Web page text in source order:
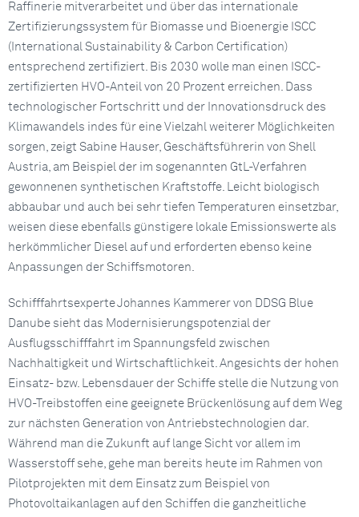
Raffinerie mitverarbeitet und über das internationale
Zertifizierungssystem für Biomasse und Bioenergie ISCC
(International Sustainability & Carbon Certification)
entsprechend zertifiziert. Bis 2030 wolle man einen ISCC-
zertifizierten HVO-Anteil von 20 Prozent erreichen. Dass
technologischer Fortschritt und der Innovationsdruck des
Klimawandels indes für eine Vielzahl weiterer Möglichkeiten
sorgen, zeigt Sabine Hauser, Geschäftsführerin von Shell
Austria, am Beispiel der im sogenannten GtL-Verfahren
gewonnenen synthetischen Kraftstoffe. Leicht biologisch
abbaubar und auch bei sehr tiefen Temperaturen einsetzbar,
weisen diese ebenfalls günstigere lokale Emissionswerte als
herkömmlicher Diesel auf und erforderten ebenso keine
Anpassungen der Schiffsmotoren.
Schifffahrtsexperte Johannes Kammerer von DDSG Blue
Danube sieht das Modernisierungspotenzial der
Ausflugsschifffahrt im Spannungsfeld zwischen
Nachhaltigkeit und Wirtschaftlichkeit. Angesichts der hohen
Einsatz- bzw. Lebensdauer der Schiffe stelle die Nutzung von
HVO-Treibstoffen eine geeignete Brückenlösung auf dem Weg
zur nächsten Generation von Antriebstechnologien dar.
Während man die Zukunft auf lange Sicht vor allem im
Wasserstoff sehe, gehe man bereits heute im Rahmen von
Pilotprojekten mit dem Einsatz zum Beispiel von
Photovoltaikanlagen auf den Schiffen die ganzheitliche